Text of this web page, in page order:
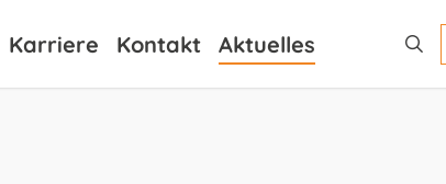
Karriere Kontakt Aktuelles